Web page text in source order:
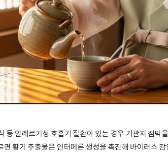
등 알레르기성 호흡기 질환이 있는 경우 기관지 점막
면 황기 추출물은 인터페론 생성을 촉진해 바이러스